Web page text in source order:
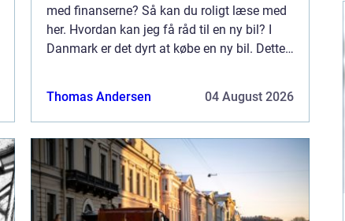
med finanserne? Så kan du roligt læse med
her. Hvordan kan jeg få råd til en ny bil? I
Danmark er det dyrt at købe en ny bil. Dette
Thomas Andersen
04 August 2026